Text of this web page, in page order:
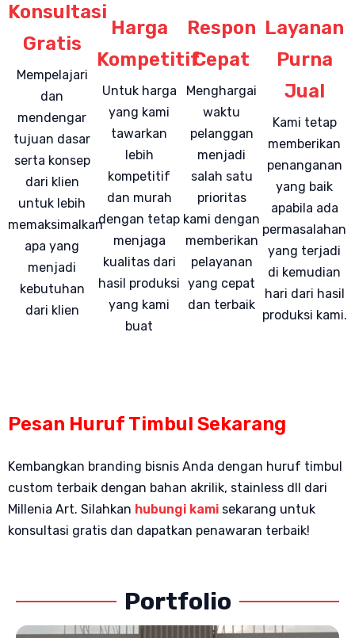
Konsultasi
Gratis
Mempelajari
dan
mendengar
tujuan dasar
serta konsep
dari klien
untuk lebih
memaksimalkan
apa yang
menjadi
kebutuhan
dari klien
Harga
Kompetitif
Untuk harga
yang kami
tawarkan
lebih
kompetitif
dan murah
dengan tetap
menjaga
kualitas dari
hasil produksi
yang kami
buat
Respon
Cepat
Menghargai
waktu
pelanggan
menjadi
salah satu
prioritas
kami dengan
memberikan
pelayanan
yang cepat
dan terbaik
Layanan
Purna
Jual
Kami tetap
memberikan
penanganan
yang baik
apabila ada
permasalahan
yang terjadi
di kemudian
hari dari hasil
produksi kami.
Pesan Huruf Timbul Sekarang
Kembangkan branding bisnis Anda dengan huruf timbul
custom terbaik dengan bahan akrilik, stainless dll dari
Millenia Art. Silahkan hubungi kami sekarang untuk
konsultasi gratis dan dapatkan penawaran terbaik!
Portfolio